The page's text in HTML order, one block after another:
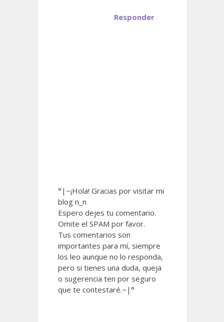
Responder
°|~¡Hola! Gracias por visitar mi
blog n_n
Espero dejes tu comentario.
Omite el SPAM por favor.
Tus comentarios son
importantes para mí, siempre
los leo aunque no lo responda,
pero si tienes una duda, queja
o sugerencia ten por seguro
que te contestaré.~|°